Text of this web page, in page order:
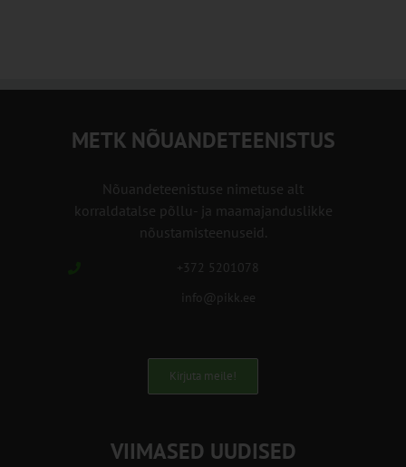
METK NÕUANDETEENISTUS
Nõuandeteenistuse nimetuse alt
korraldatalse põllu- ja maamajanduslikke
nõustamisteenuseid.
+372 5201078
info@pikk.ee
Kirjuta meile!
VIIMASED UUDISED